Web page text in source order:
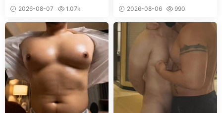
@Museuman）
2026-08-07 1.07k
-@Nissan98）
2026-08-06 990